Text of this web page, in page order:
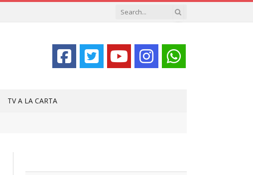
TV A LA CARTA